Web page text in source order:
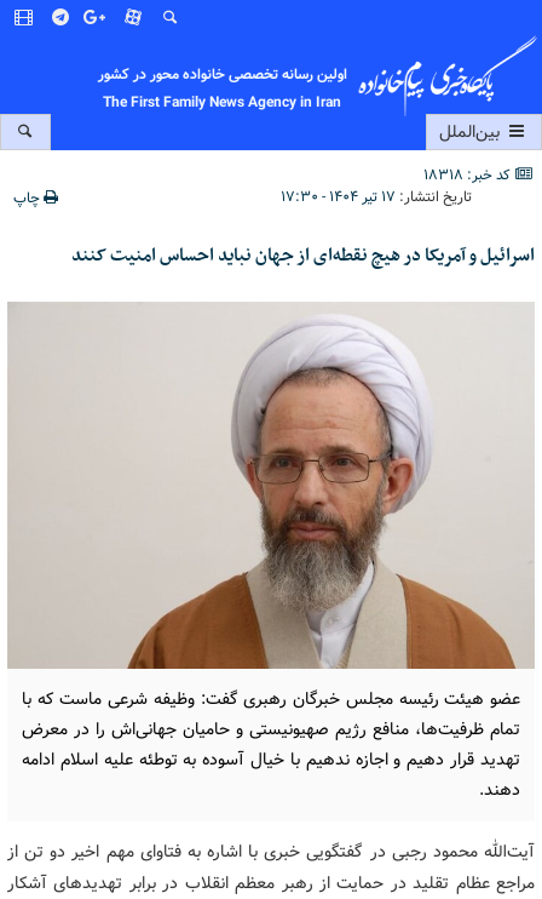
اولین رسانه تخصصی خانواده محور در کشور
The First Family News Agency in Iran
بین‌الملل
کد خبر: 18318
تاریخ انتشار: ۱۷ تیر ۱۴۰۴ - ۱۷:۳۰ چاپ
اسرائیل و آمریکا در هیچ نقطه‌ای از جهان نباید احساس امنیت کنند
عضو هیئت رئیسه مجلس خبرگان رهبری گفت: وظیفه شرعی ماست که با
تمام ظرفیت‌ها، منافع رژیم صهیونیستی و حامیان جهانی‌اش را در معرض
تهدید قرار دهیم و اجازه ندهیم با خیال آسوده به توطئه علیه اسلام ادامه
دهند.
آیت‌الله محمود رجبی در گفتگویی خبری با اشاره به فتاوای مهم اخیر دو تن از
مراجع عظام تقلید در حمایت از رهبر معظم انقلاب در برابر تهدیدهای آشکار